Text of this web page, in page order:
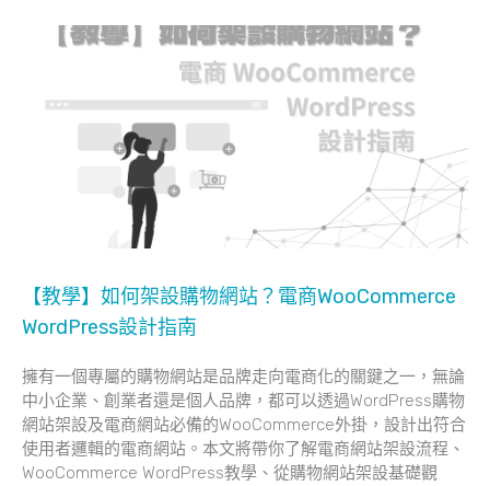
【教學】如何架設購物網站？電商WooCommerce
WordPress設計指南
擁有一個專屬的購物網站是品牌走向電商化的關鍵之一，無論
中小企業、創業者還是個人品牌，都可以透過WordPress購物
網站架設及電商網站必備的WooCommerce外掛，設計出符合
使用者邏輯的電商網站。本文將帶你了解電商網站架設流程、
WooCommerce WordPress教學、從購物網站架設基礎觀